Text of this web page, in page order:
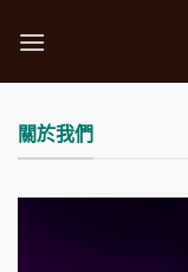
關於我們